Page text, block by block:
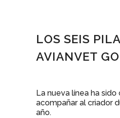
LOS SEIS
AVIANVET
La nueva línea ha
acompañar al criador
año.